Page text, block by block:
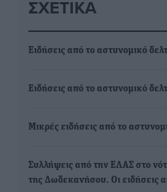
ΣΧΕΤΙΚΆ
Ειδήσεις από το αστυνομικό
Ειδήσεις από το αστυνομικό
Μικρές ειδήσεις από το
Συλλήψεις από την ΕΛΑΣ στο
της Δωδεκανήσου. Οι ειδήσεις